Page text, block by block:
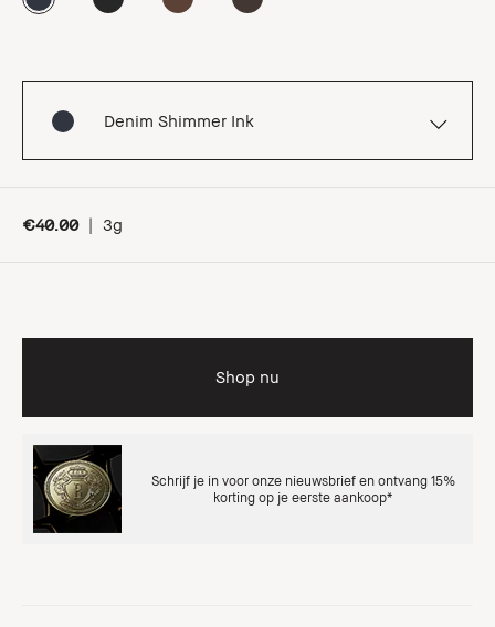
Denim Shimmer Ink
€40.00 | 3g
Shop nu
Schrijf je in voor onze nieuwsbrief en ontvang 15%
korting op je eerste aankoop*